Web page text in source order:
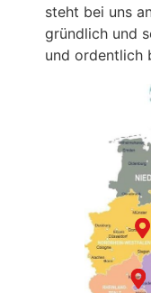
steht bei uns
gründlich und
und ordentlich